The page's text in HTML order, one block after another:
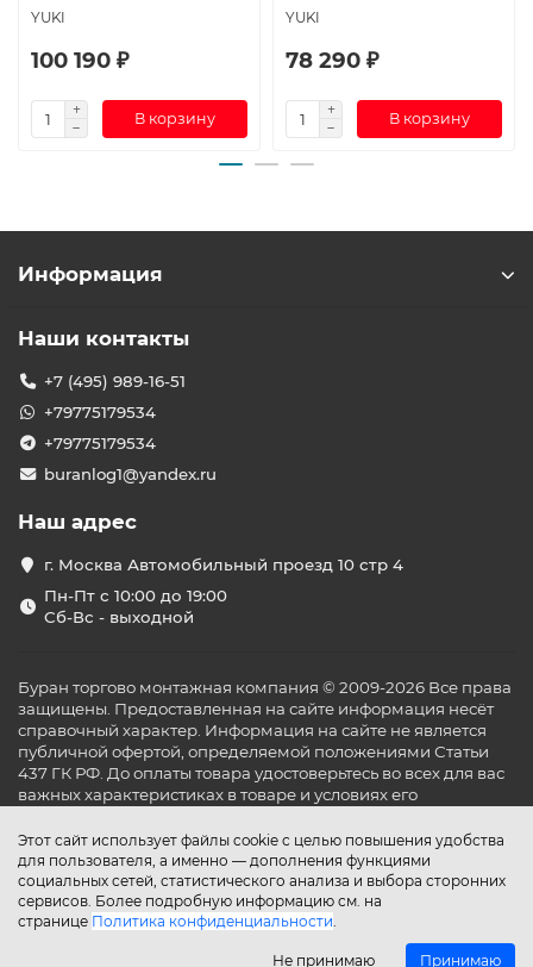
YUKI
100 190 ₽
В корзину
YUKI
78 290 ₽
В корзину
Этот сайт использует файлы cookie с целью повышения удобства
для пользователя, а именно — дополнения функциями
социальных сетей, статистического анализа и выбора сторонних
сервисов. Более подробную информацию см. на
странице Политика конфиденциальности.
Не принимаю Принимаю
Информация
Наши контакты
+7 (495) 989-16-51
+79775179534
+79775179534
buranlog1@yandex.ru
Наш адрес
г. Москва Автомобильный проезд 10 стр 4
Пн-Пт с 10:00 до 19:00
Сб-Вс - выходной
Буран торгово монтажная компания © 2009-2026 Все права
защищены. Предоставленная на сайте информация несёт
справочный характер. Информация на сайте не является
публичной офертой, определяемой положениями Статьи
437 ГК РФ. До оплаты товара удостоверьтесь во всех для вас
важных характеристиках в товаре и условиях его